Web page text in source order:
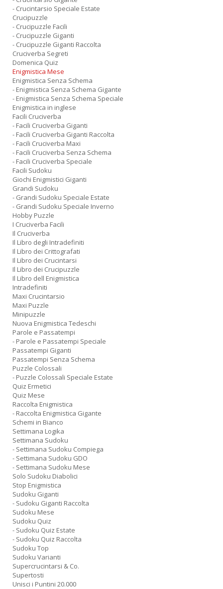
- Crucintarsio Speciale Estate
Crucipuzzle
- Crucipuzzle Facili
- Crucipuzzle Giganti
- Crucipuzzle Giganti Raccolta
Cruciverba Segreti
Domenica Quiz
Enigmistica Mese
Enigmistica Senza Schema
- Enigmistica Senza Schema Gigante
- Enigmistica Senza Schema Speciale
Enigmistica in inglese
Facili Cruciverba
- Facili Cruciverba Giganti
- Facili Cruciverba Giganti Raccolta
- Facili Cruciverba Maxi
- Facili Cruciverba Senza Schema
- Facili Cruciverba Speciale
Facili Sudoku
Giochi Enigmistici Giganti
Grandi Sudoku
- Grandi Sudoku Speciale Estate
- Grandi Sudoku Speciale Inverno
Hobby Puzzle
I Cruciverba Facili
Il Cruciverba
Il Libro degli Intradefiniti
Il Libro dei Crittografati
Il Libro dei Crucintarsi
Il Libro dei Crucipuzzle
Il Libro dell Enigmistica
Intradefiniti
Maxi Crucintarsio
Maxi Puzzle
Minipuzzle
Nuova Enigmistica Tedeschi
Parole e Passatempi
- Parole e Passatempi Speciale
Passatempi Giganti
Passatempi Senza Schema
Puzzle Colossali
- Puzzle Colossali Speciale Estate
Quiz Ermetici
Quiz Mese
Raccolta Enigmistica
- Raccolta Enigmistica Gigante
Schemi in Bianco
Settimana Logika
Settimana Sudoku
- Settimana Sudoku Compiega
- Settimana Sudoku GDO
- Settimana Sudoku Mese
Solo Sudoku Diabolici
Stop Enigmistica
Sudoku Giganti
- Sudoku Giganti Raccolta
Sudoku Mese
Sudoku Quiz
- Sudoku Quiz Estate
- Sudoku Quiz Raccolta
Sudoku Top
Sudoku Varianti
Supercrucintarsi & Co.
Supertosti
Unisci i Puntini 20.000